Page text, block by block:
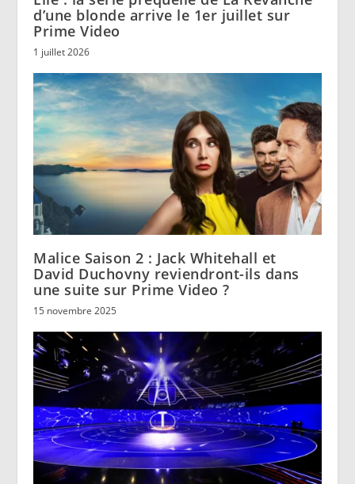
d’une blonde arrive le 1er juillet sur
Prime Video
1 juillet 2026
Malice Saison 2 : Jack Whitehall et
David Duchovny reviendront-ils dans
une suite sur Prime Video ?
15 novembre 2025